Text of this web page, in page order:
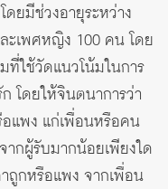
ยมีช่วงอายุระหว่าง
ะเพศหญิง 100 คน โดย
ใช้วัดแนวโน้มในการ
โดยให้จินตนาการว่า
แพง แก่เพื่อนหรือคน
ากผู้รับมากน้อยเพียงใด
ถูกหรือแพง จากเพื่อน